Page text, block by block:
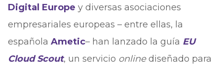
Digital Europe y diversas asociaciones
empresariales europeas – entre ellas, la
española Ametic– han lanzado la guía EU
Cloud Scout, un servicio onlinediseñado para